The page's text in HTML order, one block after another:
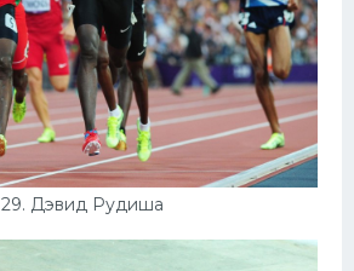
29. Дэвид Рудиша